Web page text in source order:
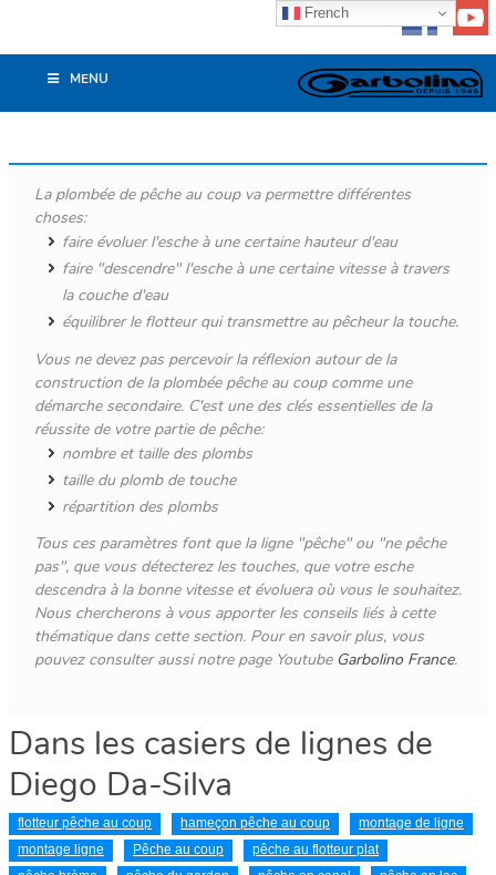
MENU
La plombée de pêche au coup va permettre différentes
choses:
faire évoluer l'esche à une certaine hauteur d'eau
faire "descendre" l'esche à une certaine vitesse à travers
la couche d'eau
équilibrer le flotteur qui transmettre au pêcheur la touche.
Vous ne devez pas percevoir la réflexion autour de la
construction de la plombée pêche au coup comme une
démarche secondaire. C'est une des clés essentielles de la
réussite de votre partie de pêche:
nombre et taille des plombs
taille du plomb de touche
répartition des plombs
Tous ces paramètres font que la ligne "pêche" ou "ne pêche
pas", que vous détecterez les touches, que votre esche
descendra à la bonne vitesse et évoluera où vous le souhaitez.
Nous chercherons à vous apporter les conseils liés à cette
thématique dans cette section. Pour en savoir plus, vous
pouvez consulter aussi notre page Youtube Garbolino France.
Dans les casiers de lignes de
Diego Da-Silva
flotteur pêche au coup hameçon pêche au coup
montage de ligne
montage ligne
Pêche au coup
pêche au flotteur plat
French